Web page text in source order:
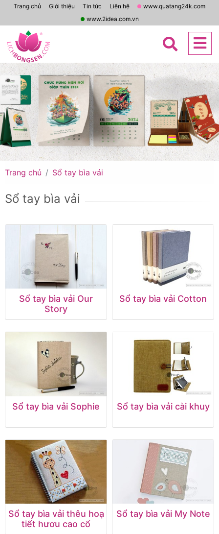
Trang chủ Giới thiệu Tin tức Liên hệ
www.quatang24k.com
www.2idea.com.vn
Trang chủ Sổ tay bìa vải
Sổ tay bìa vải
Sổ tay bìa vải Our
Story
Sổ tay bìa vải Cotton
Sổ tay bìa vải Sophie Sổ tay bìa vải cài khuy
Sổ tay bìa vải thêu hoạ
tiết hươu cao cổ
Sổ tay bìa vải My Note